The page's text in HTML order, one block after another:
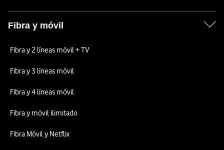
Fibra y móvil
Fibra y 2 líneas móvil + TV
Fibra y 3 líneas móvil
Fibra y 4 líneas móvil
Fibra y móvil ilimitado
Fibra Móvil y Netflix